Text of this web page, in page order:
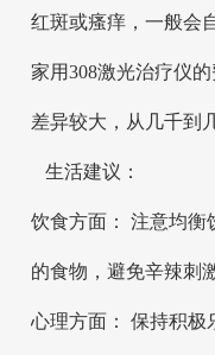
红斑或瘙痒，一般会
家用308激光治疗仪
差异较大，从几千到
生活建议：
饮食方面： 注意均衡
的食物，避免辛辣刺
心理方面： 保持积极